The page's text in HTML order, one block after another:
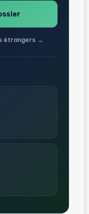
étrangers →